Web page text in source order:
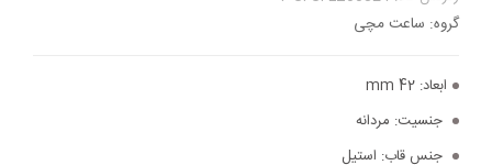
گروه: ساعت مچی
ابعاد:
جنسیت: مردانه
جنس قاب: استیل